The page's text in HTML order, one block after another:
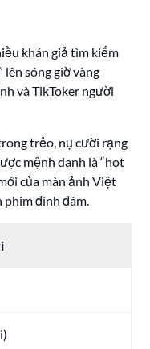
khán giả tìm kiếm
sóng giờ vàng
và TikToker người
trẻo, nụ cười rạng
mệnh danh là “hot
của màn ảnh Việt
phim đình đám.